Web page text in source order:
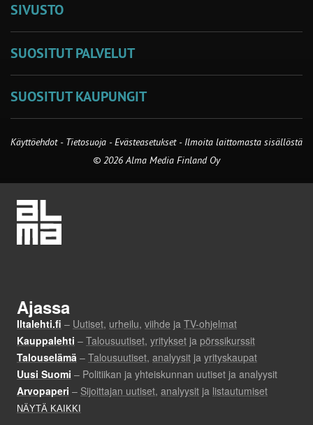
SIVUSTO
SUOSITUT PALVELUT
SUOSITUT KAUPUNGIT
Käyttöehdot - Tietosuoja -Evästeasetukset- Ilmoita laittomasta sisällöstä
© 2026 Alma Media Finland Oy